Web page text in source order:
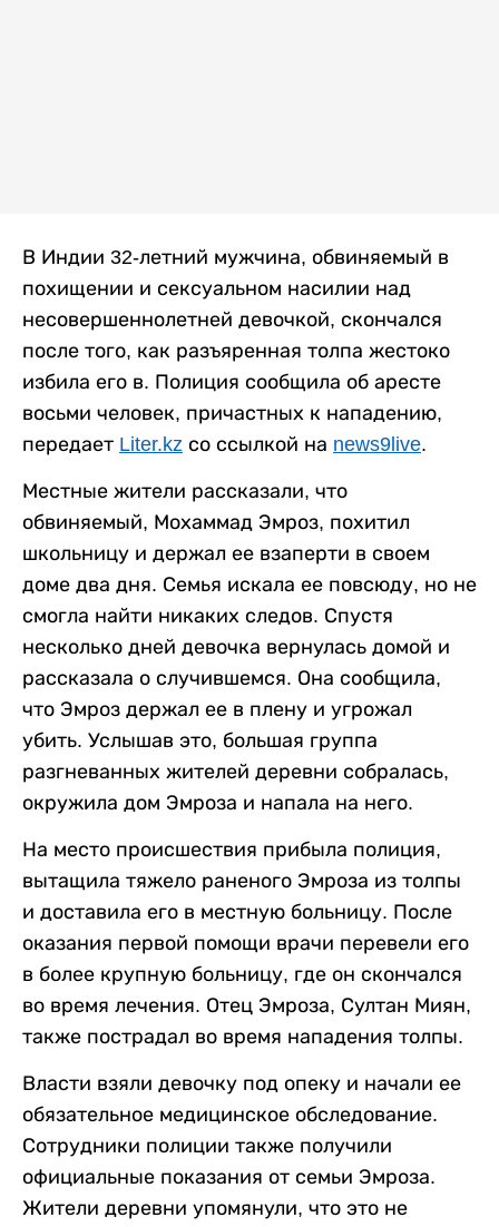
В Индии 32-летний мужчина, обвиняемый в
похищении и сексуальном насилии над
несовершеннолетней девочкой, скончался
после того, как разъяренная толпа жестоко
избила его в. Полиция сообщила об аресте
восьми человек, причастных к нападению,
передает Liter.kz со ссылкой на news9live.
Местные жители рассказали, что
обвиняемый, Мохаммад Эмроз, похитил
школьницу и держал ее взаперти в своем
доме два дня. Семья искала ее повсюду, но не
смогла найти никаких следов. Спустя
несколько дней девочка вернулась домой и
рассказала о случившемся. Она сообщила,
что Эмроз держал ее в плену и угрожал
убить. Услышав это, большая группа
разгневанных жителей деревни собралась,
окружила дом Эмроза и напала на него.
На место происшествия прибыла полиция,
вытащила тяжело раненого Эмроза из толпы
и доставила его в местную больницу. После
оказания первой помощи врачи перевели его
в более крупную больницу, где он скончался
во время лечения. Отец Эмроза, Султан Миян,
также пострадал во время нападения толпы.
Власти взяли девочку под опеку и начали ее
обязательное медицинское обследование.
Сотрудники полиции также получили
официальные показания от семьи Эмроза.
Жители деревни упомянули, что это не